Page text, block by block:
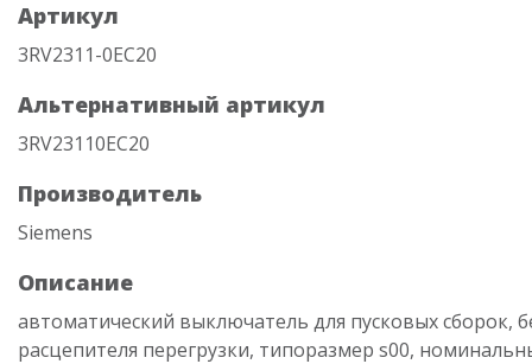
Артикул
3RV2311-0EC20
Альтернативный артикул
3RV23110EC20
Производитель
Siemens
Описание
автоматический выключатель для пусковых сборок,
расцепителя перегрузки, типоразмер s00,